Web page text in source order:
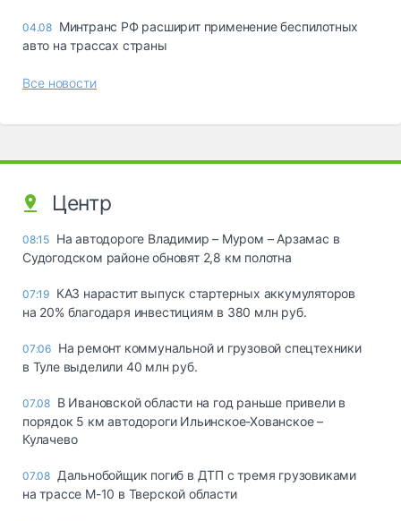
04.08 Минтранс РФ расширит применение беспилотных
авто на трассах страны
Все новости
Центр
08:15 На автодороге Владимир – Муром – Арзамас в
Судогодском районе обновят 2,8 км полотна
07:19 КАЗ нарастит выпуск стартерных аккумуляторов
на 20% благодаря инвестициям в 380 млн руб.
07:06 На ремонт коммунальной и грузовой спецтехники
в Туле выделили 40 млн руб.
07.08 В Ивановской области на год раньше привели в
порядок 5 км автодороги Ильинское-Хованское –
Кулачево
07.08 Дальнобойщик погиб в ДТП с тремя грузовиками
на трассе М-10 в Тверской области